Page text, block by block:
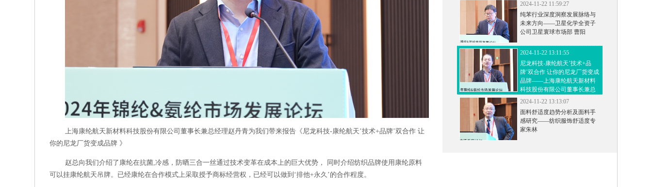
上海康纶航天新材料科技股份有限公司董事长兼总经理赵丹青为我们带来报告《尼龙科技-康纶航天’技术+品牌’双合作 让
你的尼龙厂货变成品牌 》
赵总向我们介绍了康纶在抗菌,冷感，防晒三合一丝通过技术变革在成本上的巨大优势， 同时介绍纺织品牌使用康纶原料
可以挂康纶航天吊牌。已经康纶在合作模式上采取授予商标经营权，已经可以做到‘排他+永久’的合作程度。
2024-11-22 11:59:27
纯苯行业深度洞察发展脉络与
未来方向——卫星化学全资子
公司卫星寰球市场部 曹阳
2024-11-22 13:11:55
尼龙科技-康纶航天’技术+品
牌’双合作 让你的尼龙厂货变成
品牌——上海康纶航天新材料
科技股份有限公司董事长兼总
经理赵丹青
2024-11-22 13:13:07
面料舒适度趋势分析及面料手
感研究——纺织服饰舒适度专
家朱林